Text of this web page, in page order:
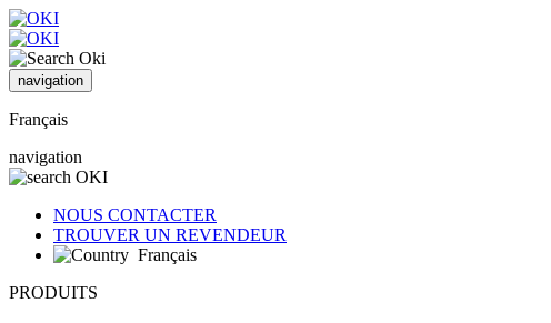
navigation
Français
navigation
NOUS CONTACTER
TROUVER UN REVENDEUR
Français
PRODUITS